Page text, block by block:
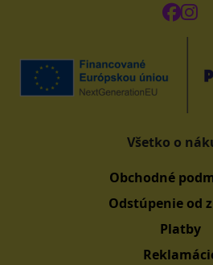
Všetko o
Obchodné
Odstúpenie od
Platby